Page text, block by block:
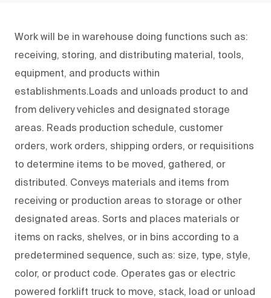
Work will be in warehouse doing functions such as:
receiving, storing, and distributing material, tools,
equipment, and products within
establishments.Loads and unloads product to and
from delivery vehicles and designated storage
areas. Reads production schedule, customer
orders, work orders, shipping orders, or requisitions
to determine items to be moved, gathered, or
distributed. Conveys materials and items from
receiving or production areas to storage or other
designated areas. Sorts and places materials or
items on racks, shelves, or in bins according to a
predetermined sequence, such as: size, type, style,
color, or product code. Operates gas or electric
powered forklift truck to move, stack, load or unload